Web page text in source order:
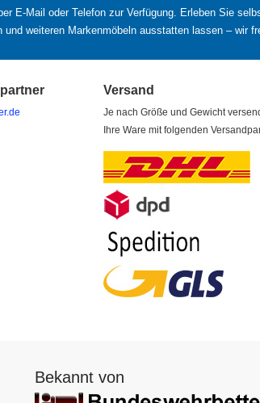
E-Mail oder Telefon zur Verfügung. Erleben Sie
weiteren Markenmöbeln ausstatten lassen – wir
Versand
Je nach Größe und Gewicht
Ihre Ware mit folgenden
Bekannt von